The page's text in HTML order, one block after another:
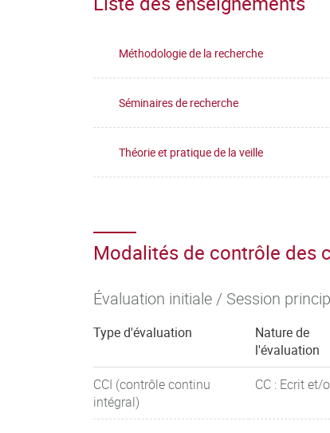
6.5. Rédiger et présenter le résultat d'une
Méthodologie de la recherche
Séminaires de recherche
Théorie et pratique de la veille
Modalités de contrôle des
Évaluation initiale / Session
Type d'évaluation
Nature de
l'évaluation
CCI (contrôle continu
intégral)
CC : Ecrit et/